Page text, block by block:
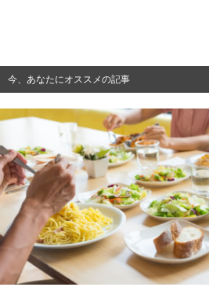
今、あなたにオススメの記事